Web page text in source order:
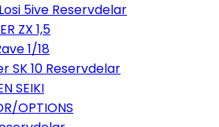
Losi 5ive Reservdelar
ZX 1,5
1/18
SK 10 Reservdelar
SEIKI
OPTIONS